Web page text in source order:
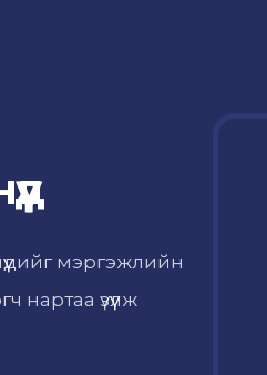
мэргэжлийн
нартаа үзүүлж